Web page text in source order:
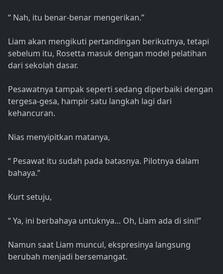
“ Nah, itu benar-benar mengerikan.”
Liam akan mengikuti pertandingan berikutnya, tetapi
sebelum itu, Rosetta masuk dengan model pelatihan
dari sekolah dasar.
Pesawatnya tampak seperti sedang diperbaiki dengan
tergesa-gesa, hampir satu langkah lagi dari
kehancuran.
Nias menyipitkan matanya,
“ Pesawat itu sudah pada batasnya. Pilotnya dalam
bahaya.”
Kurt setuju,
“ Ya, ini berbahaya untuknya… Oh, Liam ada di sini!”
Namun saat Liam muncul, ekspresinya langsung
berubah menjadi bersemangat.